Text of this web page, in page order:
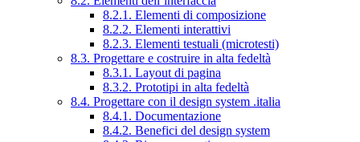
8.2.1. Elementi di composizione
8.2.2. Elementi interattivi
8.2.3. Elementi testuali (microtesti)
8.3. Progettare e costruire in alta fedeltà
8.3.1. Layout di pagina
8.3.2. Prototipi in alta fedeltà
8.4. Progettare con il design system .italia
8.4.1. Documentazione
8.4.2. Benefici del design system